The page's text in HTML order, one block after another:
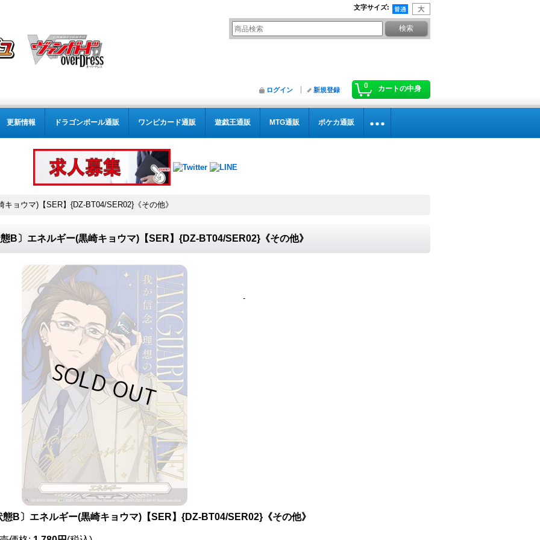
文字サイズ:
0 カートの中身
ログイン 新規登録
更新情報 ドラゴンボール通販 ワンピカード通販 遊戯王通販 MTG通販 ポケカ通販
ョウマ)【SER】{DZ-BT04/SER02}《その他》
B〕エネルギー(黒崎キョウマ)【SER】{DZ-BT04/SER02}《その他》
-
態B〕エネルギー(黒崎キョウマ)【SER】{DZ-BT04/SER02}《その他》